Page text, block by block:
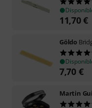
11,70€
Göldo
7,70 €
Martin